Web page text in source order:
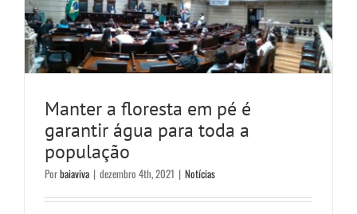
Manter a floresta em pé é
garantir água para toda a
população
Porbaiaviva | dezembro 4th, 2021 | Notícias